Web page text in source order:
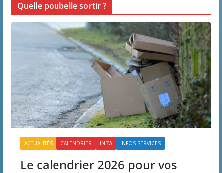
Quelle poubelle sortir ?
ACTUALITÉS CALENDRIER INBW INFOS-SERVICES
Le calendrier 2026 pour vos